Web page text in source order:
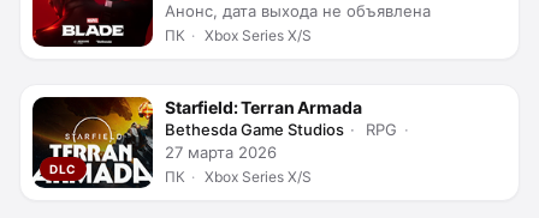
Анонс, дата выхода не объявлена
ПК Xbox Series X/S
DLC
Starfield: Terran Armada
Bethesda Game Studios
RPG
27 марта 2026
ПК Xbox Series X/S